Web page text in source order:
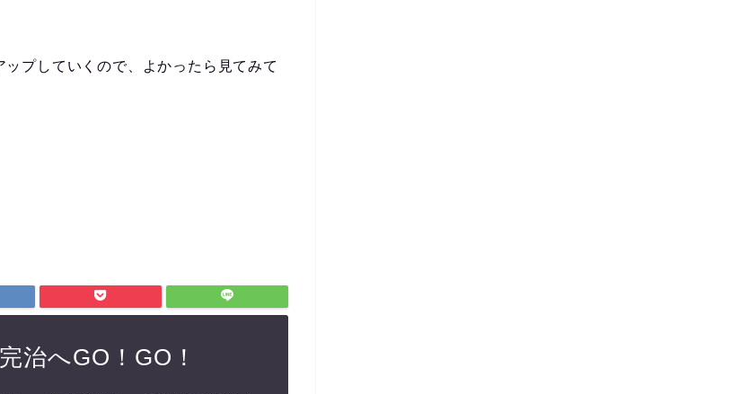
プしていくので、よかったら見てみて
治へGO！GO！